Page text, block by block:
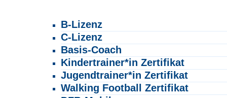
B-Lizenz
C-Lizenz
Basis-Coach
Kindertrainer*in Zertifikat
Jugendtrainer*in Zertifikat
Walking Football Zertifikat